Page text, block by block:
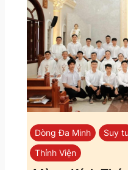
Dòng Đa Minh Suy
Thỉnh Viện